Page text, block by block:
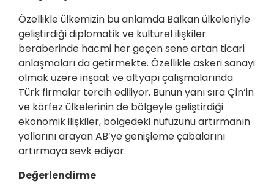
Özellikle ülkemizin bu anlamda Balkan ülkeleriyle
geliştirdiği diplomatik ve kültürel ilişkiler
beraberinde hacmi her geçen sene artan ticari
anlaşmaları da getirmekte. Özellikle askeri sanayi
olmak üzere inşaat ve altyapı çalışmalarında
Türk firmalar tercih ediliyor. Bunun yanı sıra Çin’in
ve körfez ülkelerinin de bölgeyle geliştirdiği
ekonomik ilişkiler, bölgedeki nüfuzunu artırmanın
yollarını arayan AB’ye genişleme çabalarını
artırmaya sevk ediyor.
Değerlendirme